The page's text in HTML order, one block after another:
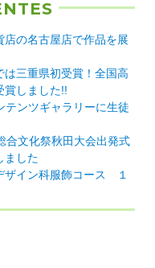
の名古屋店で作品を展
三重県初受賞！全国高
賞しました!!
ンツギャラリーに生徒
合文化祭秋田大会出発式
ました
ザイン科服飾コース １